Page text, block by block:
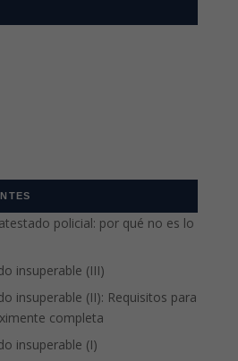
policial: por qué no es lo
insuperable (III)
insuperable (II): Requisitos para
completa
insuperable (I)